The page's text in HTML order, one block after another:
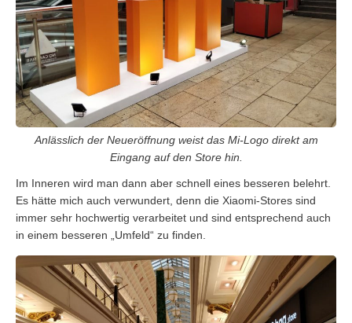
Anlässlich der Neueröffnung weist das Mi-Logo direkt am
Eingang auf den Store hin.
Im Inneren wird man dann aber schnell eines besseren belehrt.
Es hätte mich auch verwundert, denn die Xiaomi-Stores sind
immer sehr hochwertig verarbeitet und sind entsprechend auch
in einem besseren „Umfeld“ zu finden.